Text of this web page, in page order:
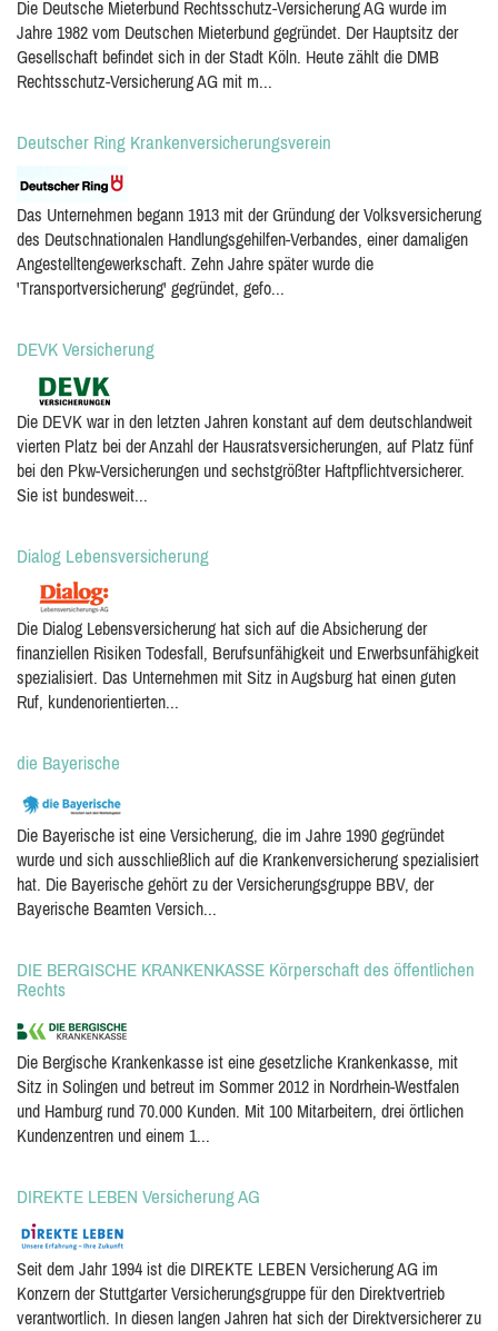
Die Deutsche Mieterbund Rechtsschutz-Versicherung AG wurde im
Jahre 1982 vom Deutschen Mieterbund gegründet. Der Hauptsitz der
Gesellschaft befindet sich in der Stadt Köln. Heute zählt die DMB
Rechtsschutz-Versicherung AG mit m...
Deutscher Ring Krankenversicherungsverein
Das Unternehmen begann 1913 mit der Gründung der Volksversicherung
des Deutschnationalen Handlungsgehilfen-Verbandes, einer damaligen
Angestelltengewerkschaft. Zehn Jahre später wurde die
'Transportversicherung' gegründet, gefo...
DEVK Versicherung
Die DEVK war in den letzten Jahren konstant auf dem deutschlandweit
vierten Platz bei der Anzahl der Hausratsversicherungen, auf Platz fünf
bei den Pkw-Versicherungen und sechstgrößter Haftpflichtversicherer.
Sie ist bundesweit...
Dialog Lebensversicherung
Die Dialog Lebensversicherung hat sich auf die Absicherung der
finanziellen Risiken Todesfall, Berufsunfähigkeit und Erwerbsunfähigkeit
spezialisiert. Das Unternehmen mit Sitz in Augsburg hat einen guten
Ruf, kundenorientierten...
die Bayerische
Die Bayerische ist eine Versicherung, die im Jahre 1990 gegründet
wurde und sich ausschließlich auf die Krankenversicherung spezialisiert
hat. Die Bayerische gehört zu der Versicherungsgruppe BBV, der
Bayerische Beamten Versich...
DIE BERGISCHE KRANKENKASSE Körperschaft des öffentlichen
Rechts
Die Bergische Krankenkasse ist eine gesetzliche Krankenkasse, mit
Sitz in Solingen und betreut im Sommer 2012 in Nordrhein-Westfalen
und Hamburg rund 70.000 Kunden. Mit 100 Mitarbeitern, drei örtlichen
Kundenzentren und einem 1...
DIREKTE LEBEN Versicherung AG
Seit dem Jahr 1994 ist die DIREKTE LEBEN Versicherung AG im
Konzern der Stuttgarter Versicherungsgruppe für den Direktvertrieb
verantwortlich. In diesen langen Jahren hat sich der Direktversicherer zu